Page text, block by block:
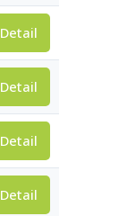
Detail
Detail
Detail
Detail